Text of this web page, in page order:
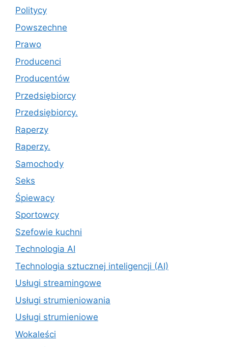
Politycy
Powszechne
Prawo
Producenci
Producentów
Przedsiębiorcy
Przedsiębiorcy.
Raperzy
Raperzy.
Samochody
Seks
Śpiewacy
Sportowcy
Szefowie kuchni
Technologia AI
Technologia sztucznej inteligencji (AI)
Usługi streamingowe
Usługi strumieniowania
Usługi strumieniowe
Wokaleści